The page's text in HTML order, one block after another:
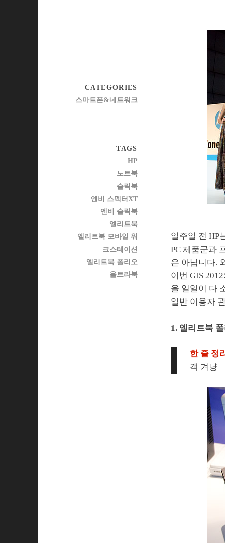
일주일 전 HP
PC 제품군과
은 아닙니다.
이번 GIS
을 일일이 다
일반 이용자
1. 엘리트북
한 줄 정
객 겨냥
CATEGORIES
스마트폰&네트워크
TAGS
HP
노트북
슬릭북
엔비 스펙터XT
엔비 슬릭북
엘리트북
엘리트북 모바일 워
크스테이션
엘리트북 폴리오
울트라북